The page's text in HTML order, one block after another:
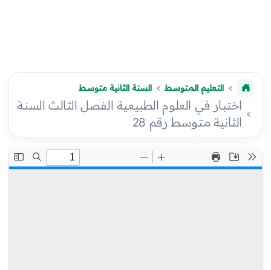
التعليم المتوسط السنة الثانية متوسط
اختبار في العلوم الطبيعية الفصل الثالث السنة
الثانية متوسط رقم 28